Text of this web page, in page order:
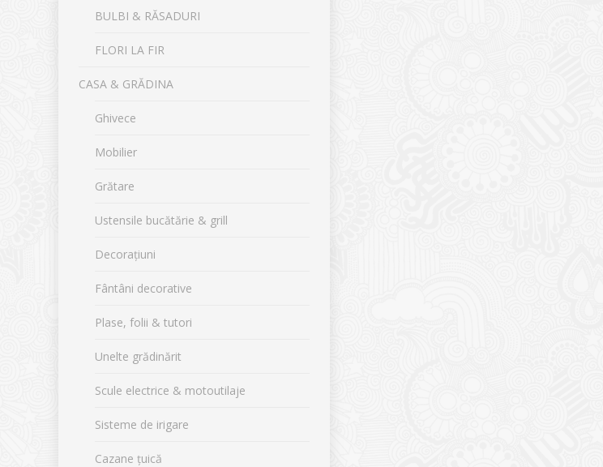
BULBI & RĂSADURI
FLORI LA FIR
CASA & GRĂDINA
Ghivece
Mobilier
Grătare
Ustensile bucătărie & grill
Decorațiuni
Fântâni decorative
Plase, folii & tutori
Unelte grădinărit
Scule electrice & motoutilaje
Sisteme de irigare
Cazane țuică